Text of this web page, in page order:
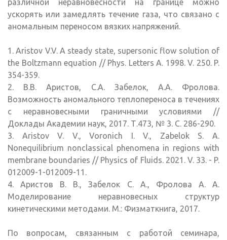
различной неравновесности на границе можно
ускорять или замедлять течение газа, что связано с
аномальным переносом вязких напряжений.
1. Aristov V.V. A steady state, supersonic flow solution of
the Boltzmann equation // Phys. Letters A. 1998. V. 250. P.
354-359.
2. В.В. Аристов, С.А. Забелок, А.А. Фролова.
Возможность аномального теплопереноса в течениях
с неравновесными граничными условиями //
Доклады Академии наук, 2017. Т.473, № 3. С. 286-290.
3. Aristov V. V., Voronich I. V., Zabelok S. A.
Nonequilibrium nonclassical phenomena in regions with
membrane boundaries // Physics of Fluids. 2021. V. 33. - P.
012009-1-012009-11.
4. Аристов В. В., Забелок С. А., Фролова А. А.
Моделирование неравновесных структур
кинетическими методами. М.: Физматкнига, 2017.
По вопросам, связанным с работой семинара,